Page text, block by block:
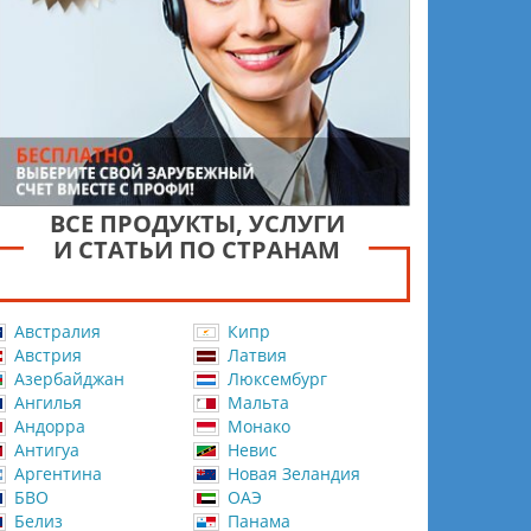
ВСЕ ПРОДУКТЫ, УСЛУГИ
И СТАТЬИ ПО СТРАНАМ
Австралия
Австрия
Азербайджан
Ангилья
Андорра
Антигуа
Аргентина
БВО
Белиз
Кипр
Латвия
Люксембург
Мальта
Монако
Невис
Новая Зеландия
ОАЭ
Панама